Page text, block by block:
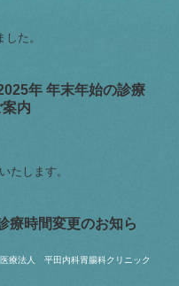
た。
年 年末年始の診療
内
たします。
療時間変更のお知ら
医療法人 平田内科胃腸科クリニック